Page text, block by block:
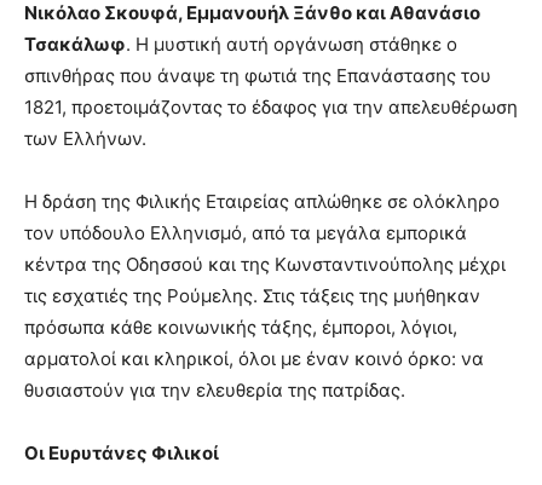
Νικόλαο Σκουφά, Εμμανουήλ Ξάνθο και Αθανάσιο
Τσακάλωφ. Η μυστική αυτή οργάνωση στάθηκε ο
σπινθήρας που άναψε τη φωτιά της Επανάστασης του
1821, προετοιμάζοντας το έδαφος για την απελευθέρωση
των Ελλήνων.
Η δράση της Φιλικής Εταιρείας απλώθηκε σε ολόκληρο
τον υπόδουλο Ελληνισμό, από τα μεγάλα εμπορικά
κέντρα της Οδησσού και της Κωνσταντινούπολης μέχρι
τις εσχατιές της Ρούμελης. Στις τάξεις της μυήθηκαν
πρόσωπα κάθε κοινωνικής τάξης, έμποροι, λόγιοι,
αρματολοί και κληρικοί, όλοι με έναν κοινό όρκο: να
θυσιαστούν για την ελευθερία της πατρίδας.
Οι Ευρυτάνες Φιλικοί